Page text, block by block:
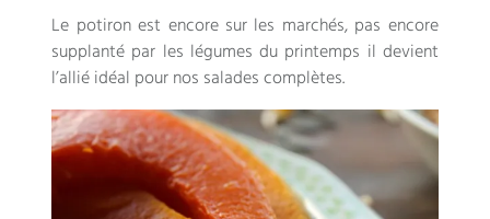
Le potiron est encore sur les marchés, pas encore
supplanté par les légumes du printemps il devient
l’allié idéal pour nos salades complètes.